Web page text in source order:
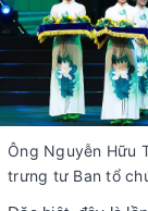
Ông Nguyễn Hữu
trưng tư Ban tổ